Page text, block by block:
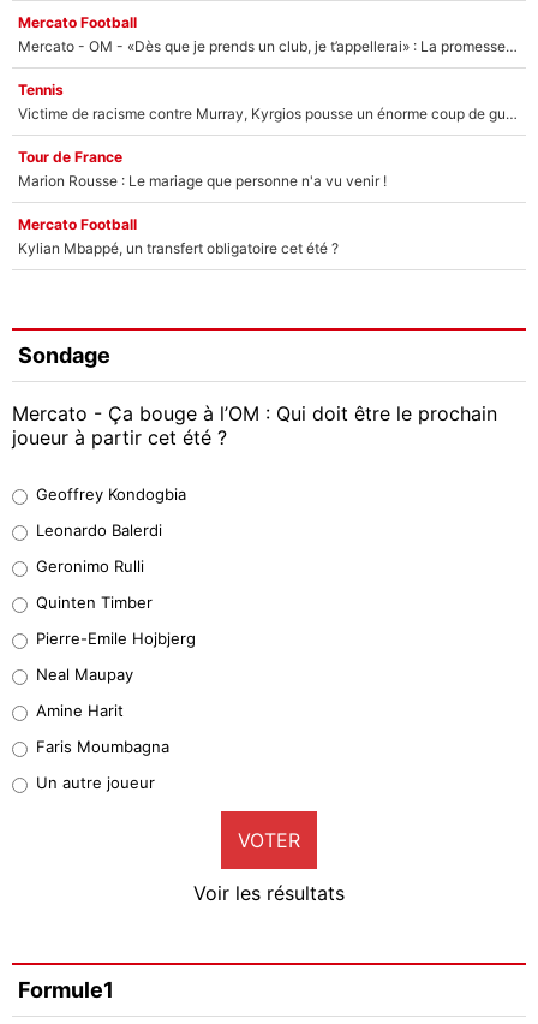
Mercato Football
Mercato - OM - «Dès que je prends un club, je t’appellerai» : La promesse de Marcelino au moment de claquer la porte
Tennis
Victime de racisme contre Murray, Kyrgios pousse un énorme coup de gueule !
Tour de France
Marion Rousse : Le mariage que personne n'a vu venir !
Mercato Football
Kylian Mbappé, un transfert obligatoire cet été ?
Sondage
Mercato - Ça bouge à l’OM : Qui doit être le prochain
joueur à partir cet été ?
38%
32%
5%
1%
9%
Faris Moumbagna
4%
Geoffrey Kondogbia
Leonardo Balerdi
Geronimo Rulli
Quinten Timber
Pierre-Emile Hojbjerg
Neal Maupay
Amine Harit
Faris Moumbagna
Un autre joueur
VOTER
Voir les résultats
Formule1